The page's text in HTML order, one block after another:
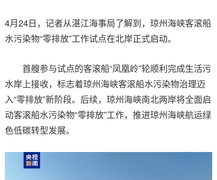
4月24日，记者从湛江海事局了解到，琼州海峡客滚船
水污染物“零排放”工作试点在北岸正式启动。
首艘参与试点的客滚船“凤凰岭”轮顺利完成生活污
水岸上接收，标志着琼州海峡客滚船水污染物治理迈
入“零排放”新阶段。后续，琼州海峡南北两岸将全面启
动客滚船水污染物“零排放”工作，推进琼州海峡航运绿
色低碳转型发展。